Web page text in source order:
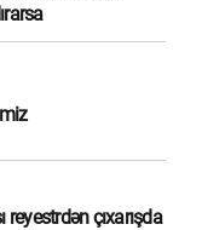
çıxarışda